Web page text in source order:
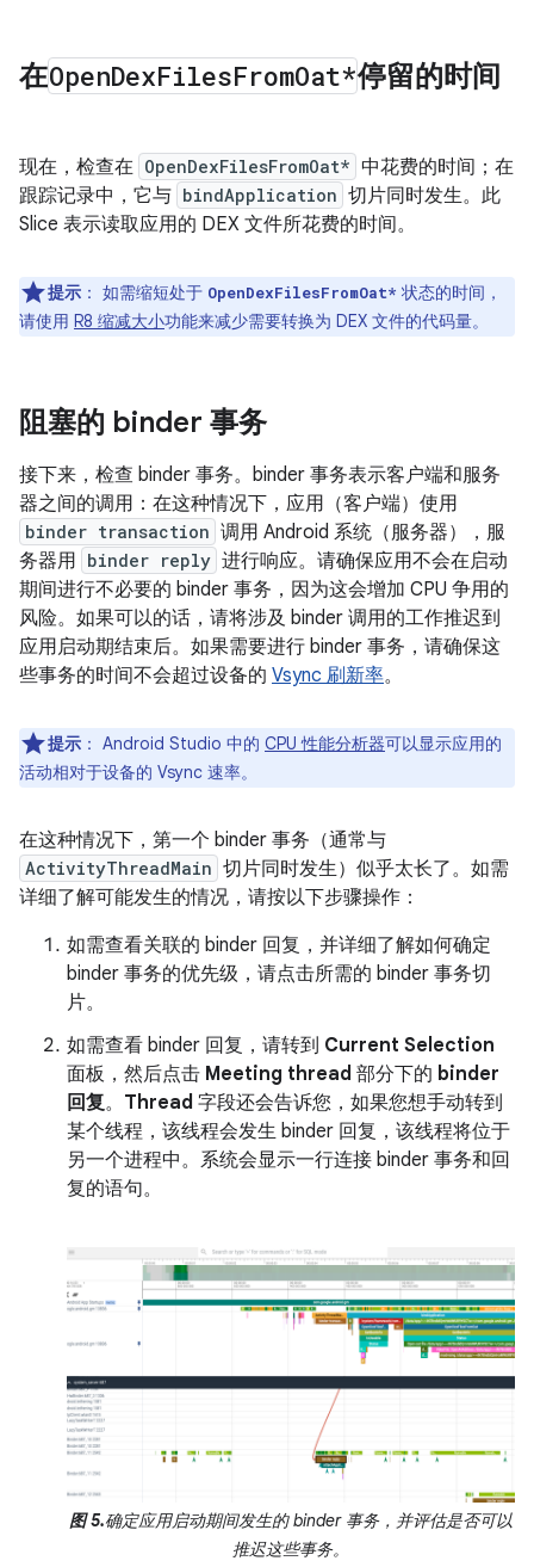
在OpenDexFilesFromOat*停留的时间
现在，检查在 OpenDexFilesFromOat* 中花费的时间；在
跟踪记录中，它与 bindApplication 切片同时发生。此
Slice 表示读取应用的 DEX 文件所花费的时间。
提示 ： 如需缩短处于 OpenDexFilesFromOat* 状态的时间，
请使用 R8 缩减大小功能来减少需要转换为 DEX 文件的代码量。
阻塞的 binder 事务
接下来，检查 binder 事务。binder 事务表示客户端和服务
器之间的调用：在这种情况下，应用（客户端）使用
binder transaction 调用 Android 系统（服务器），服
务器用 binder reply 进行响应。请确保应用不会在启动
期间进行不必要的 binder 事务，因为这会增加 CPU 争用的
风险。如果可以的话，请将涉及 binder 调用的工作推迟到
应用启动期结束后。如果需要进行 binder 事务，请确保这
些事务的时间不会超过设备的 Vsync 刷新率。
提示 ： Android Studio 中的 CPU 性能分析器可以显示应用的
活动相对于设备的 Vsync 速率。
在这种情况下，第一个 binder 事务（通常与
ActivityThreadMain 切片同时发生）似乎太长了。如需
详细了解可能发生的情况，请按以下步骤操作：
如需查看关联的 binder 回复，并详细了解如何确定
binder 事务的优先级，请点击所需的 binder 事务切
片。
如需查看 binder 回复，请转到 Current Selection
面板，然后点击 Meeting thread 部分下的 binder
回复。 Thread 字段还会告诉您，如果您想手动转到
某个线程，该线程会发生 binder 回复，该线程将位于
另一个进程中。系统会显示一行连接 binder 事务和回
复的语句。
图 5.确定应用启动期间发生的 binder 事务，并评估是否可以
推迟这些事务。